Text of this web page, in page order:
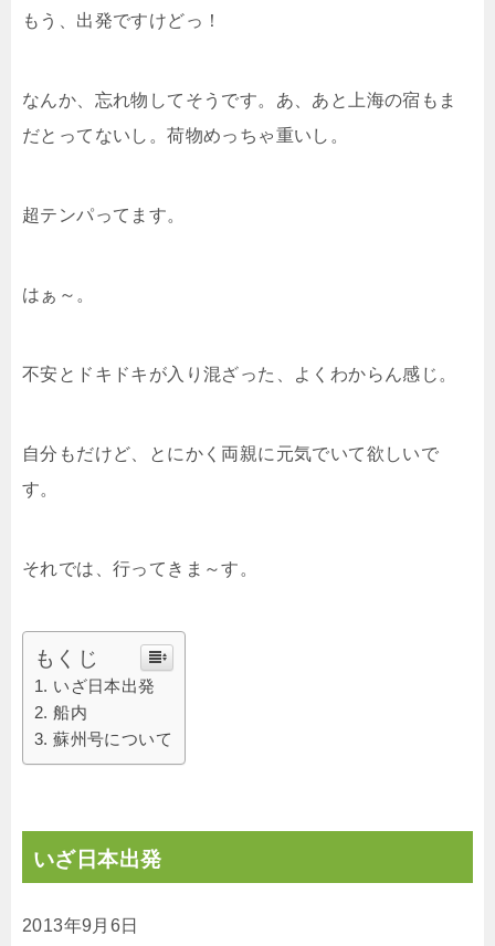
もう、出発ですけどっ！
なんか、忘れ物してそうです。あ、あと上海の宿もま
だとってないし。荷物めっちゃ重いし。
超テンパってます。
はぁ～。
不安とドキドキが入り混ざった、よくわからん感じ。
自分もだけど、とにかく両親に元気でいて欲しいで
す。
それでは、行ってきま～す。
もくじ
いざ日本出発
船内
蘇州号について
いざ日本出発
2013年9月6日